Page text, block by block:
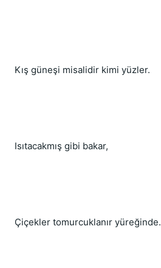
Kış güneşi misalidir kimi yüzler.
Isıtacakmış gibi bakar,
Çiçekler tomurcuklanır yüreğinde.